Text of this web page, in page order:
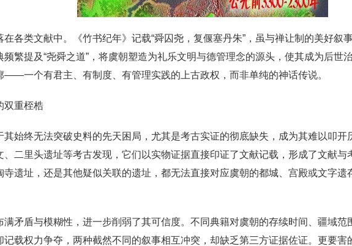
各类文献中。《竹书纪年》记载“舜囚尧，复偃塞丹朱”，虽与禅让制的美好叙
频繁提及“尧舜之道”，将虞朝塑造为礼乐文明与德管理念的源头，使其成为后世
——一个有君主、有制度、有管理实践的上古政权，而非单纯的神话传说。
双重桎梏
始终无法突破史料的先天困局，尤其是考古实证的彻底缺失，成为其难以叩
二里头遗址等考古发现，它们以实物证据直接印证了文献记载，形成了文献
遗址，还是其他疑似关联的遗址，都无法直接对应虞朝的都城、宫殿或文字遗
矛盾与模糊性，进一步削弱了其可信度。不同典籍对虞朝的存续时间、疆域范
载权力争夺，两种截然不同的叙事相互冲突，却缺乏第三方证据佐证。更要